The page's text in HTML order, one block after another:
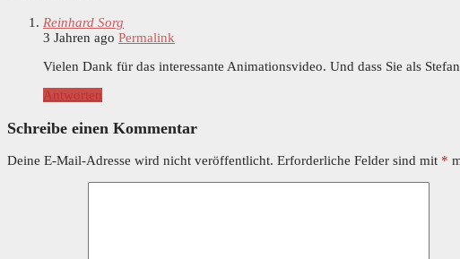
Reinhard Sorg
3 Jahren ago Permalink
Vielen Dank für das interessante Animationsvideo. Und dass Sie als
Antworten
Schreibe einen Kommentar
Deine E-Mail-Adresse wird nicht veröffentlicht. Erforderliche Felder sind mit *